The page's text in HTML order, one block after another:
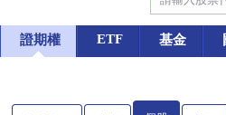
證期權 ETF 基金